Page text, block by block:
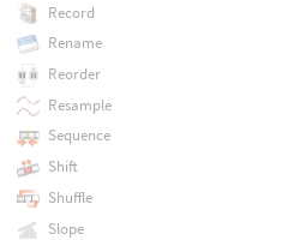
Record
Rename
Reorder
Resample
Sequence
Shift
Shuffle
Slope